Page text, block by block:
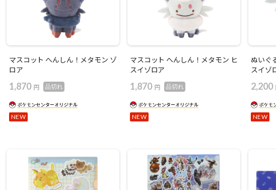
マスコット へんしん！メタモン ゾ
ロア
1,870 円 品切れ
NEW
マスコット へんしん！メタモン ヒ
スイゾロア
1,870 円 品切れ
NEW
ぬいぐ
スイゾ
2,200
NEW